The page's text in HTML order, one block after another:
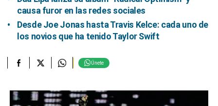
causa furor en las redes sociales
Desde Joe Jonas hasta Travis Kelce: cada uno de
los novios que ha tenido Taylor Swift
Únete